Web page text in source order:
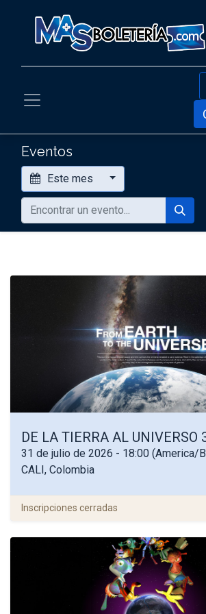
Eventos
Este mes
DE LA TIERRA AL
31 de julio de 2026 - 18:00 (America/
CALI, Colombia
Inscripciones cerradas